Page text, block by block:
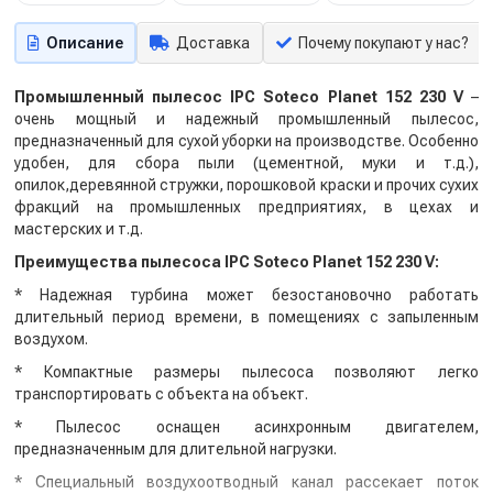
Описание Доставка Почему покупают у нас?
Промышленный пылесос IPC Soteco Planet 152 230 V–
очень мощный и надежный промышленный пылесос,
предназначенный для сухой уборки на производстве. Особенно
удобен, для сбора пыли (цементной, муки и т.д.),
опилок,деревянной стружки, порошковой краски и прочих сухих
фракций на промышленных предприятиях, в цехах и
мастерских и т.д.
Преимущества пылесоса IPC Soteco Planet 152 230 V:
* Надежная турбина может безостановочно работать
длительный период времени, в помещениях с запыленным
воздухом.
* Компактные размеры пылесоса позволяют легко
транспортировать с объекта на объект.
* Пылесос оснащен асинхронным двигателем,
предназначенным для длительной нагрузки.
* Специальный воздухоотводный канал рассекает поток